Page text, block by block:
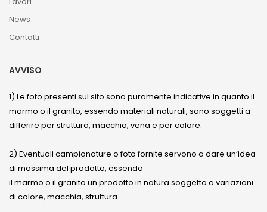
News
Contatti
AVVISO
1) Le foto presenti sul sito sono puramente indicative in quanto il
marmo o il granito, essendo materiali naturali, sono soggetti a
differire per struttura, macchia, vena e per colore.
2) Eventuali campionature o foto fornite servono a dare un’idea
di massima del prodotto, essendo
il marmo o il granito un prodotto in natura soggetto a variazioni
di colore, macchia, struttura.